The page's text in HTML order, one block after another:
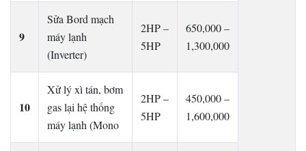
9
Sửa Bord mạch
máy lạnh
(Inverter)
2HP –
5HP
650,000 –
1,300,000
10
Xử lý xì tán, bơm
gas lại hệ thống
máy lạnh (Mono
2HP –
5HP
450,000 –
1,600,000